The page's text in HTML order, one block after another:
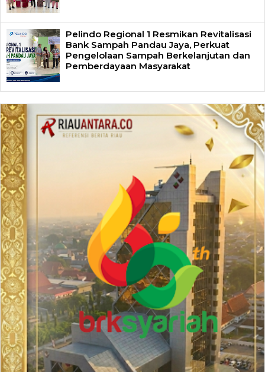
Pelindo Regional 1 Resmikan Revitalisasi
Bank Sampah Pandau Jaya, Perkuat
Pengelolaan Sampah Berkelanjutan dan
Pemberdayaan Masyarakat